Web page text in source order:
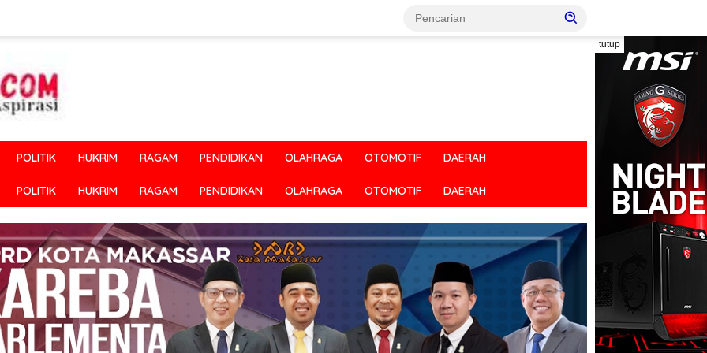
tutup
POLITIK HUKRIM RAGAM PENDIDIKAN OLAHRAGA OTOMOTIF DAERAH
POLITIK HUKRIM RAGAM PENDIDIKAN OLAHRAGA OTOMOTIF DAERAH